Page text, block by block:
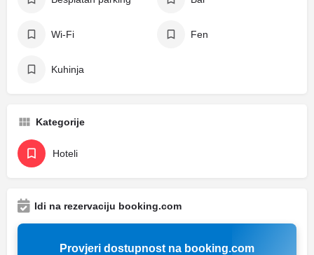
Wi-Fi Fen
Kuhinja
Kategorije
Hoteli
Idi na rezervaciju booking.com
Provjeri dostupnost na booking.com